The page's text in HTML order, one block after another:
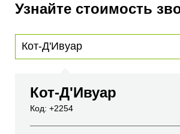
Узнайте стоимость
Кот-Д'Ивуар
Код: +2254